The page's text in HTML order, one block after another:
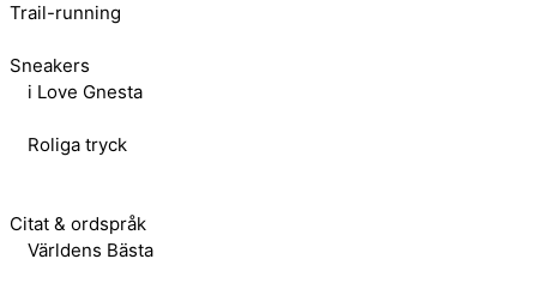
Trail-running
Sneakers
i Love Gnesta
Roliga tryck
Citat & ordspråk
Världens Bästa